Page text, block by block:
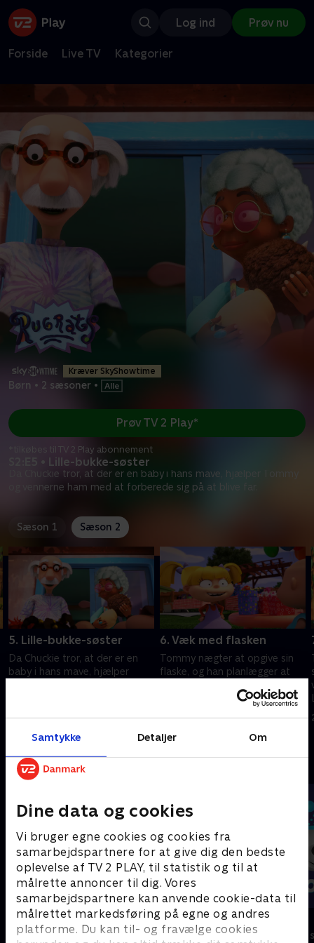
Samtykke Detaljer Om
Dine data og cookies
Vi bruger egne cookies og cookies fra
samarbejdspartnere for at give dig den bedste
oplevelse af TV 2 PLAY, til statistik og til at
målrette annoncer til dig. Vores
samarbejdspartnere kan anvende cookie-data til
målrettet markedsføring på egne og andres
platforme. Du kan til- og fravælge cookies
Log ind Prøv nu
Forside Live TV Kategorier
Kræver SkyShowtime
Børn • 2 sæsoner •
S2:E5 • Lille-bukke-søster
Da Chuckie tror, at der er en baby i hans mave, hjælper Tommy
og vennerne ham med at forberede sig på at blive far.
Prøv TV 2 Play*
*tilkøbes til TV 2 Play abonnement
Sæson 1 Sæson 2
5. Lille-bukke-søster
Da Chuckie tror, at der er en
baby i hans mave, hjælper
22. november 2023 • 21 min
6. Væk med flasken
Tommy nægter at opgive sin
flaske, og han planlægger at
22. november 2023 • 21 min
Andre så også
Vicke Viking
Børneserier • 1 sæsoner
Olly & Lea
Børneserier • 1